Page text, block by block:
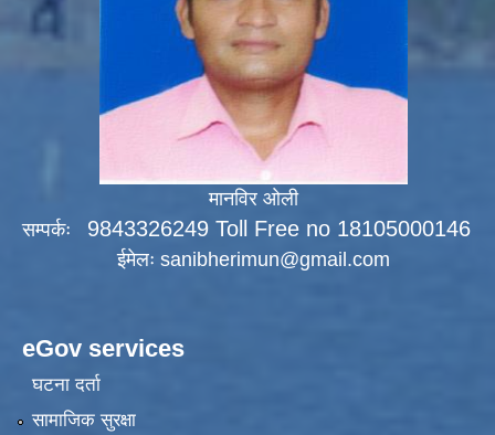
मानविर ओली
सम्पर्कः 9843326249 Toll Free no 18105000146
ईमेलः sanibherimun@gmail.com
eGov services
घटना दर्ता
सामाजिक सुरक्षा